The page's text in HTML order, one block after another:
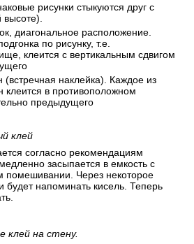
рисунки стыкуются друг с
высоте).
диагональное расположение.
по рисунку, т.е.
клеится с вертикальным сдвигом
(встречная наклейка). Каждое из
в противоположном
предыдущего
клей
согласно рекомендациям
засыпается в емкость с
помешивании. Через некоторое
будет напоминать кисель. Теперь
клей на стену.